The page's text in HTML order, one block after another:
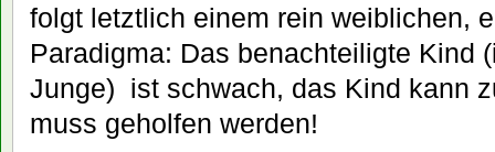
folgt letztlich einem rein weiblichen,
Paradigma: Das benachteiligte Kind
Junge) ist schwach, das Kind kann
muss geholfen werden!